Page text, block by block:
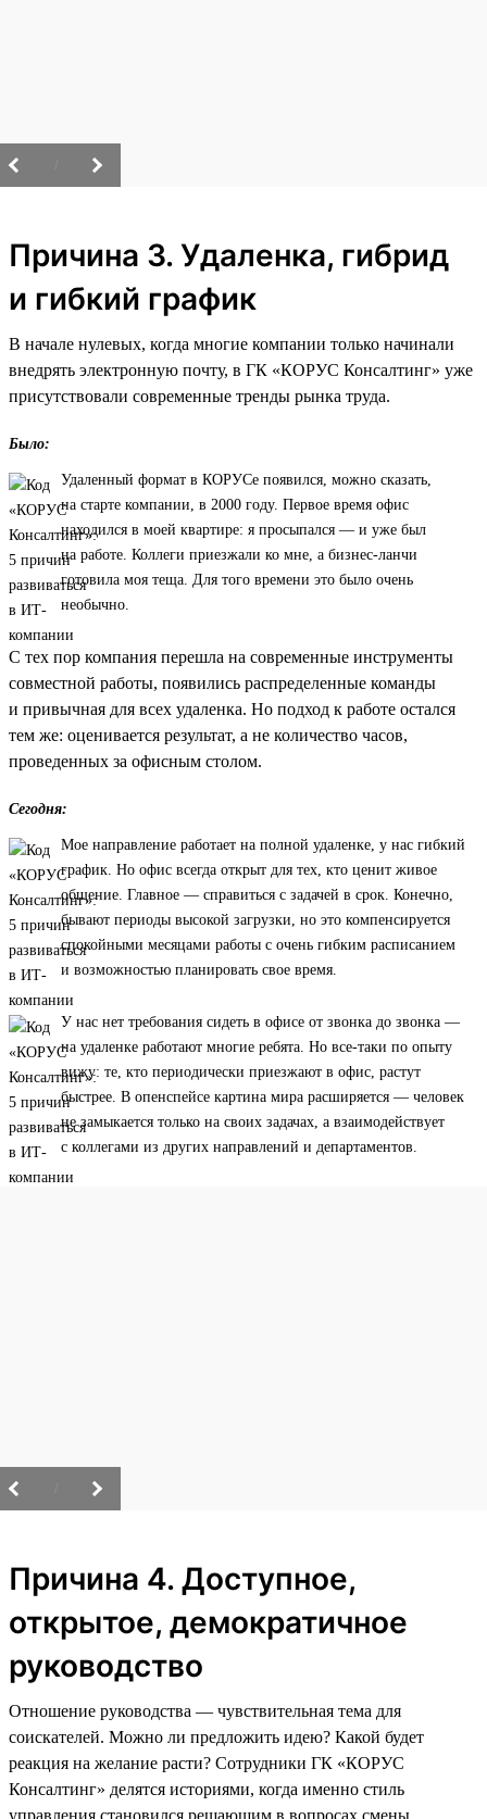
Причина 3. Удаленка, гибрид
и гибкий график
В начале нулевых, когда многие компании только начинали
внедрять электронную почту, в ГК «КОРУС Консалтинг» уже
присутствовали современные тренды рынка труда.
Было:
Удаленный формат в КОРУСе появился, можно сказать,
на старте компании, в 2000 году. Первое время офис
находился в моей квартире: я просыпался — и уже был
на работе. Коллеги приезжали ко мне, а бизнес-ланчи
готовила моя теща. Для того времени это было очень
необычно.
С тех пор компания перешла на современные инструменты
совместной работы, появились распределенные команды
и привычная для всех удаленка. Но подход к работе остался
тем же: оценивается результат, а не количество часов,
проведенных за офисным столом.
Сегодня:
Мое направление работает на полной удаленке, у нас гибкий
график. Но офис всегда открыт для тех, кто ценит живое
общение. Главное — справиться с задачей в срок. Конечно,
бывают периоды высокой загрузки, но это компенсируется
спокойными месяцами работы с очень гибким расписанием
и возможностью планировать свое время.
У нас нет требования сидеть в офисе от звонка до звонка —
на удаленке работают многие ребята. Но все-таки по опыту
вижу: те, кто периодически приезжают в офис, растут
быстрее. В опенспейсе картина мира расширяется — человек
не замыкается только на своих задачах, а взаимодействует
с коллегами из других направлений и департаментов.
Причина 4. Доступное,
открытое, демократичное
руководство
Отношение руководства — чувствительная тема для
соискателей. Можно ли предложить идею? Какой будет
реакция на желание расти? Сотрудники ГК «КОРУС
Консалтинг» делятся историями, когда именно стиль
управления становился решающим в вопросах смены